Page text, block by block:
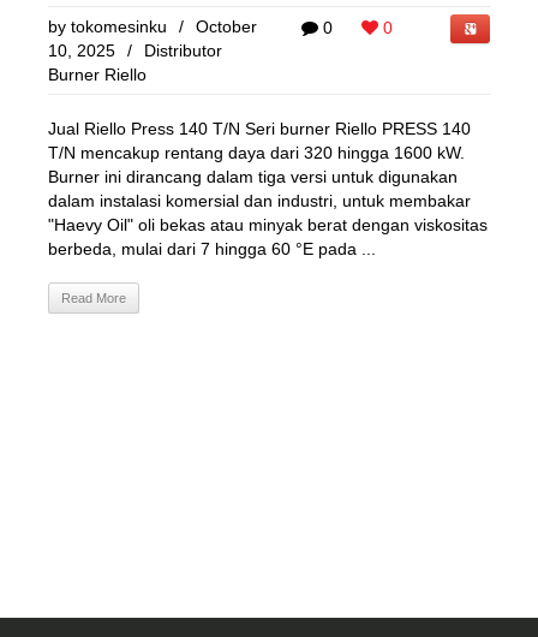
0 0
by tokomesinku /
October
10, 2025
/
Distributor
Burner Riello
Jual Riello Press 140 T/N Seri burner Riello PRESS 140
T/N mencakup rentang daya dari 320 hingga 1600 kW.
Burner ini dirancang dalam tiga versi untuk digunakan
dalam instalasi komersial dan industri, untuk membakar
"Haevy Oil" oli bekas atau minyak berat dengan viskositas
berbeda, mulai dari 7 hingga 60 °E pada ...
Read More